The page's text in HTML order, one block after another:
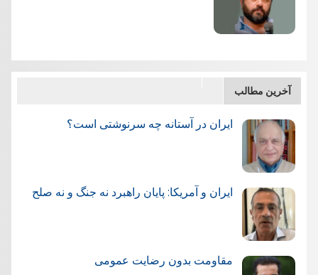
آخرین مطالب
ایران در آستانه چه سرنوشتی است؟
ایران و آمریکا: پایان راهبرد نه جنگ و نه صلح
مقاومت بدون رضایت عمومی